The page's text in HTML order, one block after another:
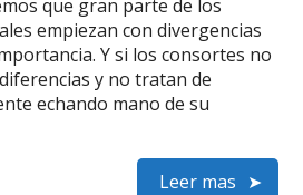
que gran parte de los
empiezan con divergencias
Y si los consortes no
y no tratan de
echando mano de su
Leer mas